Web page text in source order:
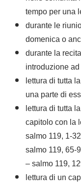
tempo per una
durante le
domenica o
durante la
introduzione
lettura di tutta
una parte di
lettura di tutta
capitolo con la
salmo 119, 1-
salmo 119,
– salmo 119,
lettura di un